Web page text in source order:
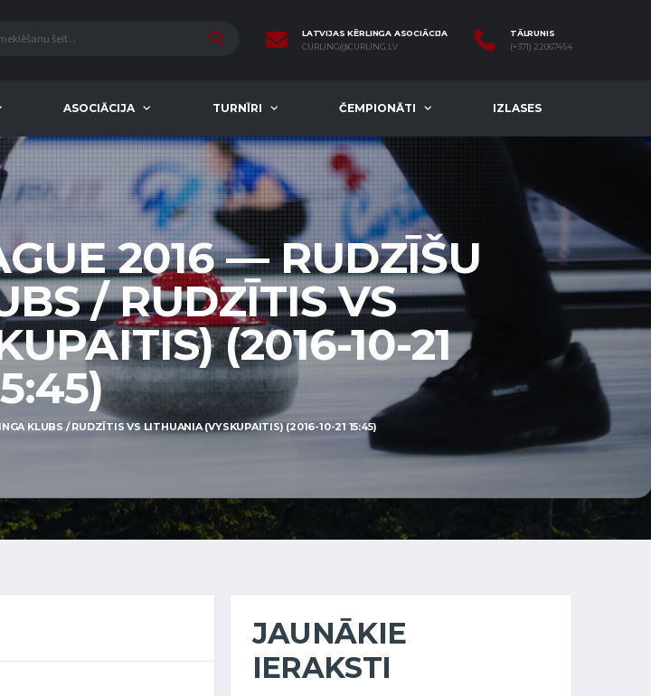
LATVIJAS KĒRLINGA ASOCIĀCIJA
CURLING@CURLING.LV
TĀLRUNIS
(+371) 22067454
ASOCIĀCIJA TURNĪRI ČEMPIONĀTI IZLASES
2016 — RUDZĪŠU
/ RUDZĪTIS VS
(2016-10-21
KLUBS / RUDZĪTIS VS LITHUANIA (VYSKUPAITIS) (2016-10-21 15:45)
JAUNĀKIE
IERAKSTI